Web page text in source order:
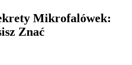
Mikrofalówek:
Znać